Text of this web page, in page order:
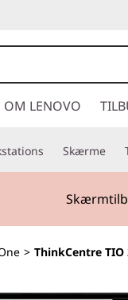
OM LENOVO
Skærme
> ThinkCentre